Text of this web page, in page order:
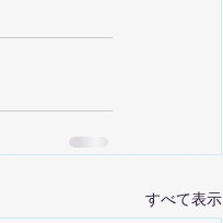
すべて表示